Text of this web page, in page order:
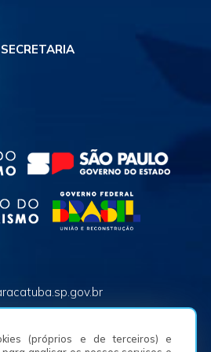
(próprios e de terceiros) e